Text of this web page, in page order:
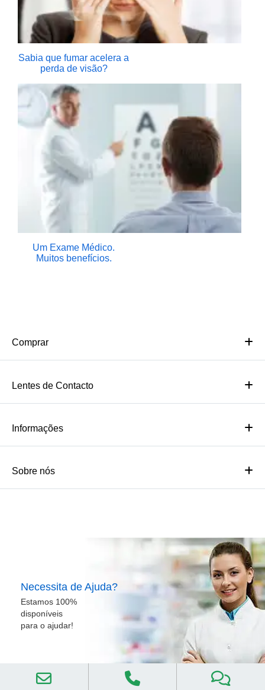
Sabia que fumar acelera a
perda de visão?
Um Exame Médico.
Muitos benefícios.
Comprar
Lentes de Contacto
Informações
Sobre nós
Necessita de Ajuda?
Estamos 100%
disponíveis
para o ajudar!